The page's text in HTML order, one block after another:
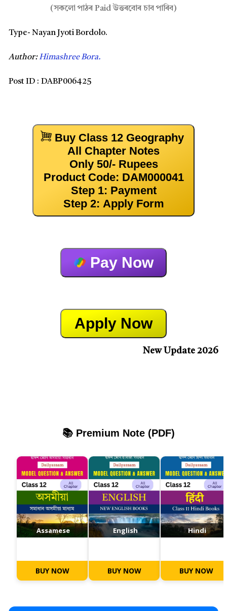
(সকলো পাঠৰ Paid উত্তৰবোৰ চাব পাৰিব)
Type- Nayan Jyoti Bordolo.
Author:Himashree Bora.
Post ID : DABP006425
Buy Class 12 Geography
All Chapter Notes
Only 50/- Rupees
Product Code: DAM000041
Step 1: Payment
Step 2: Apply Form
Pay Now
Apply Now
New Update 2026
📚 Premium Note (PDF)
Assamese
BUY NOW
English
BUY NOW
Hindi
BUY NOW